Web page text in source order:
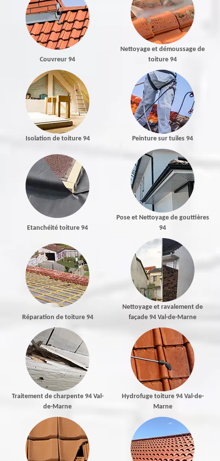
Couvreur 94
Nettoyage et démoussage de
toiture 94
Isolation de toiture 94 Peinture sur tuiles 94
Etanchéité toiture 94
Pose et Nettoyage de gouttières
94
Réparation de toiture 94
Nettoyage et ravalement de
façade 94 Val-de-Marne
Traitement de charpente 94 Val-
de-Marne
Hydrofuge toiture 94 Val-de-
Marne